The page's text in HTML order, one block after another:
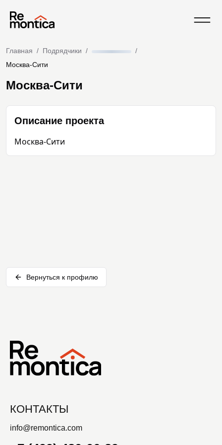
Главная / Подрядчики /
/
Москва-Сити
Москва-Сити
Описание проекта
Москва-Сити
Вернуться к профилю
КОНТАКТЫ
info@remontica.com